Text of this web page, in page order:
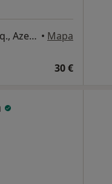
Rua Diogo Botelho 117 - B R/C Esq., Azeitão • Mapa
30 €